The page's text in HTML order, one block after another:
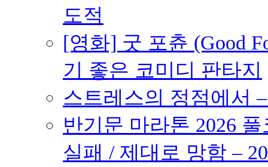
도적
[영화] 굿 포츈 (Good
기 좋은 코미디 판타지
스트레스의 정점에서
반기문 마라톤 2026
실패 / 제대로 망함 –